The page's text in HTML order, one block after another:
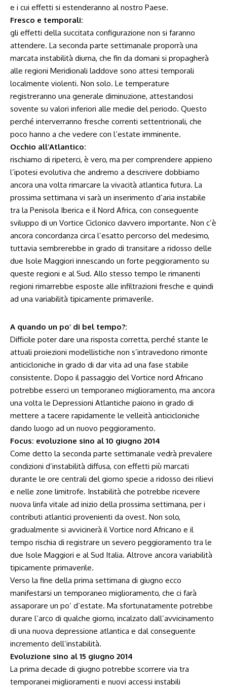
e i cui effetti si estenderanno al nostro Paese.
Fresco e temporali:
gli effetti della succitata configurazione non si faranno
attendere. La seconda parte settimanale proporrà una
marcata instabilità diurna, che fin da domani si propagherà
alle regioni Meridionali laddove sono attesi temporali
localmente violenti. Non solo. Le temperature
registreranno una generale diminuzione, attestandosi
sovente su valori inferiori alle medie del periodo. Questo
perché interverranno fresche correnti settentrionali, che
poco hanno a che vedere con l’estate imminente.
Occhio all’Atlantico:
rischiamo di ripeterci, è vero, ma per comprendere appieno
l’ipotesi evolutiva che andremo a descrivere dobbiamo
ancora una volta rimarcare la vivacità atlantica futura. La
prossima settimana vi sarà un inserimento d’aria instabile
tra la Penisola Iberica e il Nord Africa, con conseguente
sviluppo di un Vortice Ciclonico davvero importante. Non c’è
ancora concordanza circa l’esatto percorso del medesimo,
tuttavia sembrerebbe in grado di transitare a ridosso delle
due Isole Maggiori innescando un forte peggioramento su
queste regioni e al Sud. Allo stesso tempo le rimanenti
regioni rimarrebbe esposte alle infiltrazioni fresche e quindi
ad una variabilità tipicamente primaverile.
A quando un po’ di bel tempo?:
Difficile poter dare una risposta corretta, perché stante le
attuali proiezioni modellistiche non s’intravedono rimonte
anticicloniche in grado di dar vita ad una fase stabile
consistente. Dopo il passaggio del Vortice nord Africano
potrebbe esserci un temporaneo miglioramento, ma ancora
una volta le Depressioni Atlantiche paiono in grado di
mettere a tacere rapidamente le velleità anticicloniche
dando luogo ad un nuovo peggioramento.
Focus: evoluzione sino al 10 giugno 2014
Come detto la seconda parte settimanale vedrà prevalere
condizioni d’instabilità diffusa, con effetti più marcati
durante le ore centrali del giorno specie a ridosso dei rilievi
e nelle zone limitrofe. Instabilità che potrebbe ricevere
nuova linfa vitale ad inizio della prossima settimana, per i
contributi atlantici provenienti da ovest. Non solo,
gradualmente si avvicinerà il Vortice nord Africano e il
tempo rischia di registrare un severo peggioramento tra le
due Isole Maggiori e al Sud Italia. Altrove ancora variabilità
tipicamente primaverile.
Verso la fine della prima settimana di giugno ecco
manifestarsi un temporaneo miglioramento, che ci farà
assaporare un po’ d’estate. Ma sfortunatamente potrebbe
durare l’arco di qualche giorno, incalzato dall’avvicinamento
di una nuova depressione atlantica e dal conseguente
incremento dell’instabilità.
Evoluzione sino al 15 giugno 2014
La prima decade di giugno potrebbe scorrere via tra
temporanei miglioramenti e nuovi accessi instabili